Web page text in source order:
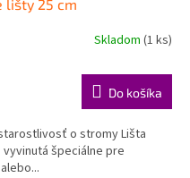
lišty 25 cm
Skladom (1 ks)
Do košíka
o stromy Lišta
vyvinutá špeciálne pre